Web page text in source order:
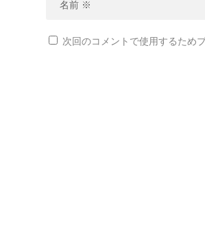
次回のコメントで使用するため